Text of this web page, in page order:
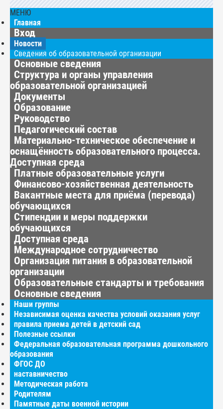
МЕНЮ
Главная
Вход
Новости
Сведения об образовательной организации
Основные сведения
Структура и органы управления
образовательной организацией
Документы
Образование
Руководство
Педагогический состав
Материально-техническое обеспечение и
оснащённость образовательного процесса.
Доступная среда
Платные образовательные услуги
Финансово-хозяйственная деятельность
Вакантные места для приёма (перевода)
обучающихся
Стипендии и меры поддержки
обучающихся
Доступная среда
Международное сотрудничество
Организация питания в образовательной
организации
Образовательные стандарты и требования
Основные сведения
Наши группы
Независимая оценка качества условий оказания услуг
правила приема детей в детский сад
Полезные ссылки
Федеральная образовательная программа дошкольного
образования
ФГОС ДО
наставничество
Методическая работа
Родителям
Памятные даты военной истории